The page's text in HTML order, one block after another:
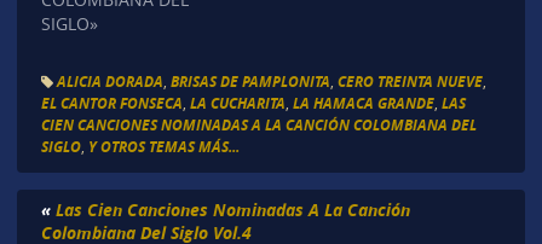
SIGLO»
ALICIA DORADA BRISAS DE PAMPLONITA CERO TREINTA NUEVE,
EL CANTOR FONSECA LA CUCHARITA LA HAMACA GRANDE, LAS
CIEN CANCIONES NOMINADAS A LA CANCIÓN COLOMBIANA DEL
SIGLO, Y OTROS TEMAS MÁS...
« Las Cien Canciones Nominadas A La Canción
Colombiana Del Siglo Vol.4